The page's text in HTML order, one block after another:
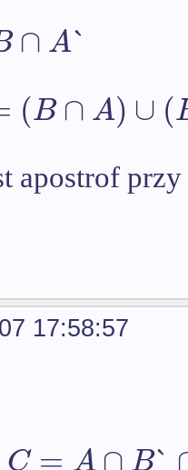
∩ A`
(B∩ A) ∪ (
apostrof
17:58:57